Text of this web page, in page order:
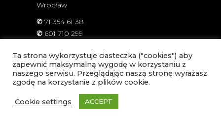
Wrocław
✆ 71 354 61 38
✆ 601 710 299
GODZINY OTWARCIA
Poniedziałek - Piątek
Ta strona wykorzystuje ciasteczka ("cookies") aby
zapewnić maksymalną wygodę w korzystaniu z
naszego serwisu. Przeglądając naszą stronę wyrażasz
zgodę na korzystanie z plików cookie.
Cookie settings ACCEPT